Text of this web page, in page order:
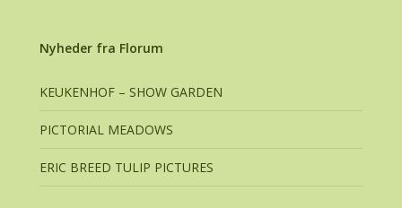
Nyheder fra Florum
KEUKENHOF – SHOW GARDEN
PICTORIAL MEADOWS
ERIC BREED TULIP PICTURES